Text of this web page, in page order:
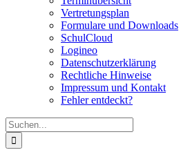
Vertretungsplan
Formulare und Downloads
SchulCloud
Logineo
Datenschutzerklärung
Rechtliche Hinweise
Impressum und Kontakt
Fehler entdeckt?
Suche
nach: